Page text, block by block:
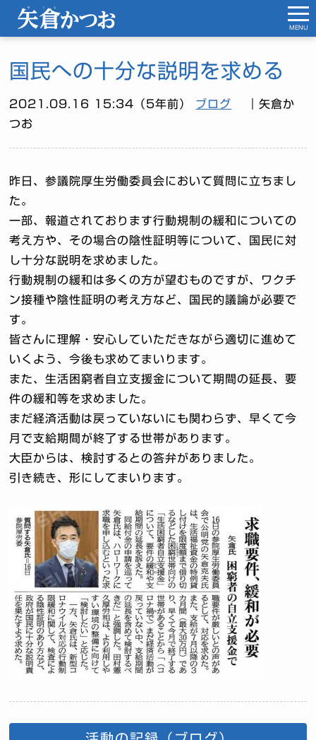
国民への十分な説明を求める
2021.09.16 15:34（5年前） ブログ
｜矢倉か
つお
昨日、参議院厚生労働委員会において質問に立ちまし
た。
一部、報道されております行動規制の緩和についての
考え方や、その場合の陰性証明等について、国民に対
し十分な説明を求めました。
行動規制の緩和は多くの方が望むものですが、ワクチ
ン接種や陰性証明の考え方など、国民的議論が必要で
す。
皆さんに理解・安心していただきながら適切に進めて
いくよう、今後も求めてまいります。
また、生活困窮者自立支援金について期間の延長、要
件の緩和等を求めました。
まだ経済活動は戻っていないにも関わらず、早くて今
月で支給期間が終了する世帯があります。
大臣からは、検討するとの答弁がありました。
引き続き、形にしてまいります。
MENU